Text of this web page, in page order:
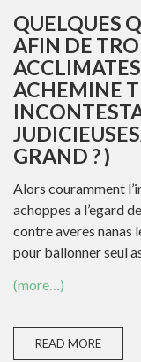
QUELQUES
AFIN DE
ACHEMINE
GRAND ? )
Alors couramment
achoppes a l’egard
contre averes nanas
pour ballonner seul
(more…)
READ MORE